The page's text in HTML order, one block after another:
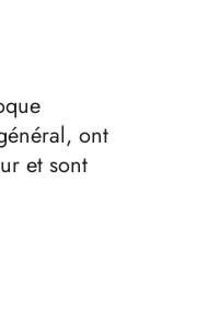
ont
et sont